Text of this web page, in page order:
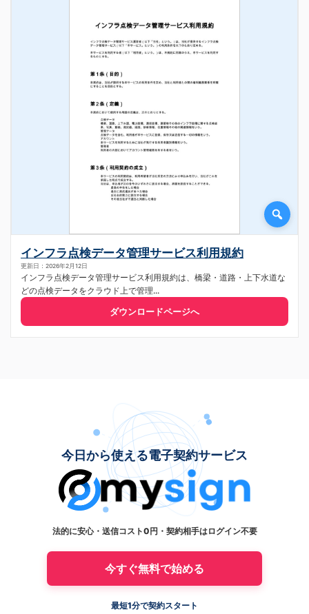
インフラ点検データ管理サービス利用規約
更新日：2026年2月12日
インフラ点検データ管理サービス利用規約は、橋梁・道路・上下水道な
どの点検データをクラウド上で管理...
ダウンロードページへ
今日から使える電子契約サービス
法的に安心・送信コスト0円・契約相手はログイン不要
今すぐ無料で始める
最短1分で契約スタート